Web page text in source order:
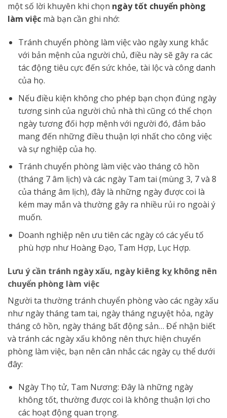
một số lời khuyên khi chọn ngày tốt chuyển phòng
làm việc mà bạn cần ghi nhớ:
Tránh chuyển phòng làm việc vào ngày xung khắc
với bản mệnh của người chủ, điều này sẽ gây ra các
tác động tiêu cực đến sức khỏe, tài lộc và công danh
của họ.
Nếu điều kiện không cho phép bạn chọn đúng ngày
tương sinh của người chủ nhà thì cũng có thể chọn
ngày tương đối hợp mệnh với người đó, đảm bảo
mang đến những điều thuận lợi nhất cho công việc
và sự nghiệp của họ.
Tránh chuyển phòng làm việc vào tháng cô hồn
(tháng 7 âm lịch) và các ngày Tam tai (mùng 3, 7 và 8
của tháng âm lịch), đây là những ngày được coi là
kém may mắn và thường gây ra nhiều rủi ro ngoài ý
muốn.
Doanh nghiệp nên ưu tiên các ngày có các yếu tố
phù hợp như Hoàng Đạo, Tam Hợp, Lục Hợp.
Lưu ý cần tránh ngày xấu, ngày kiêng kỵ không nên
chuyển phòng làm việc
Người ta thường tránh chuyển phòng vào các ngày xấu
như ngày tháng tam tai, ngày tháng nguyệt hỏa, ngày
tháng cô hồn, ngày tháng bất động sản… Để nhận biết
và tránh các ngày xấu không nên thực hiện chuyển
phòng làm việc, bạn nên cân nhắc các ngày cụ thể dưới
đây:
Ngày Thọ tử, Tam Nương: Đây là những ngày
không tốt, thường được coi là không thuận lợi cho
các hoạt động quan trọng.